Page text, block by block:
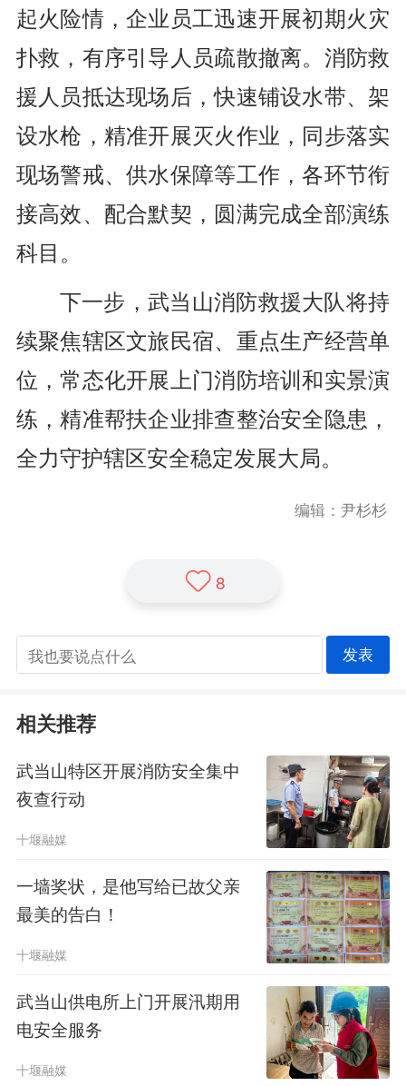
起火险情，企业员工迅速开展初期火灾
扑救，有序引导人员疏散撤离。消防救
援人员抵达现场后，快速铺设水带、架
设水枪，精准开展灭火作业，同步落实
现场警戒、供水保障等工作，各环节衔
接高效、配合默契，圆满完成全部演练
科目。
下一步，武当山消防救援大队将持
续聚焦辖区文旅民宿、重点生产经营单
位，常态化开展上门消防培训和实景演
练，精准帮扶企业排查整治安全隐患，
全力守护辖区安全稳定发展大局。
编辑：尹杉杉
8
发表
相关推荐
武当山特区开展消防安全集中
夜查行动
十堰融媒
一墙奖状，是他写给已故父亲
最美的告白！
十堰融媒
武当山供电所上门开展汛期用
电安全服务
十堰融媒